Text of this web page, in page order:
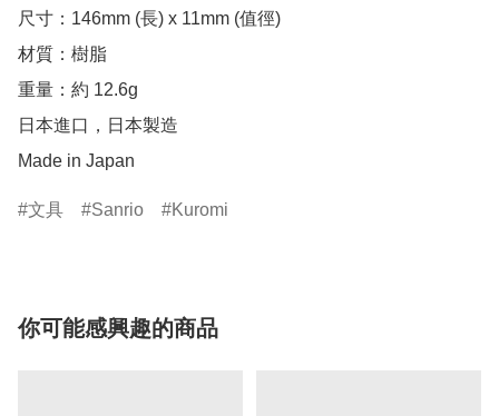
尺寸：146mm (長) x 11mm (值徑)
材質：樹脂
重量：約 12.6g
日本進口，日本製造
Made in Japan
文具 Sanrio Kuromi
你可能感興趣的商品